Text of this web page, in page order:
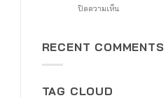
post
ปิดความเห็นบน
with
RECENT COMMENTS
TAG CLOUD